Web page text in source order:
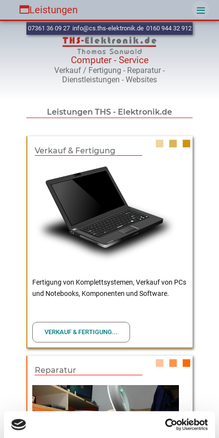
07361 36 09 27 info@cs.ths-elektronik.de 0160 944 32 912
Computer - Service
Verkauf / Fertigung - Reparatur -
Dienstleistungen - Websites
Leistungen THS - Elektronik.de
Verkauf & Fertigung
Fertigung von Komplettsystemen, Verkauf von PCs
und Notebooks, Komponenten und Software.
VERKAUF & FERTIGUNG...
Reparatur
Leistungen ≡